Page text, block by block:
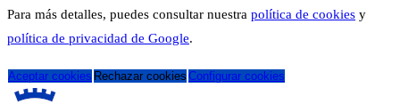
Para más detalles, puedes consultar nuestra política de cookies y
política de privacidad de Google.
Aceptar cookies Rechazar cookies Configurar cookies